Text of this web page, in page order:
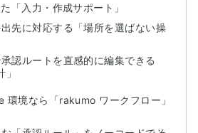
「入力・作成サポート」
先に対応する「場所を選ばない操
認ルートを直感的に編集できる
境なら「rakumo ワークフロー」